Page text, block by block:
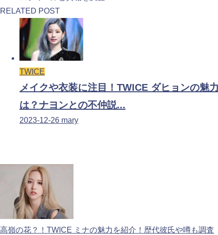
RELATED POST
TWICE
メイクや衣装に注目！TWICE ダヒョンの魅
は？ナヨンとの不仲説...
2023-12-26 mary
高嶺の花？！TWICE ミナの魅力を紹介！歴代彼氏や噂も調査